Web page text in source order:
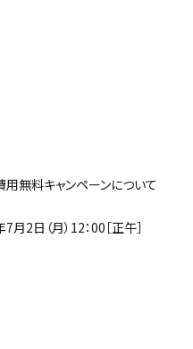
無料キャンペーンについて
日（月）12：00［正午］